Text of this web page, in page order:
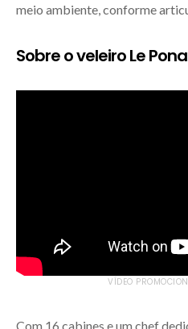
meio ambiente, conforme
Sobre o veleiro Le
VÍDEO
Com 16 cabines e um chef